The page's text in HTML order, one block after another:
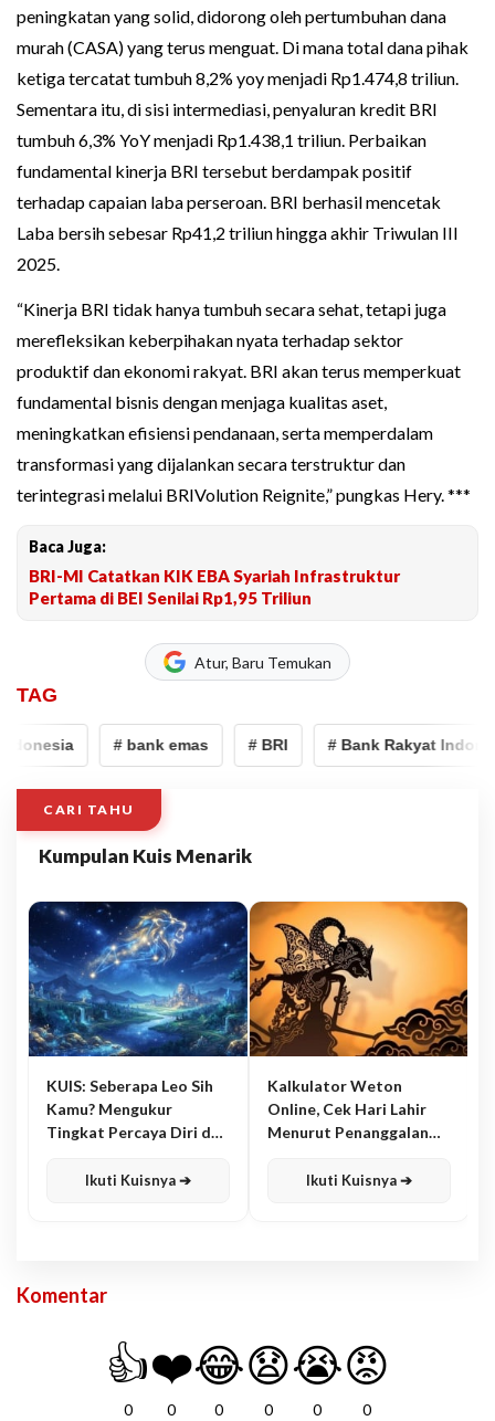
peningkatan yang solid, didorong oleh pertumbuhan dana
murah (CASA) yang terus menguat. Di mana total dana pihak
ketiga tercatat tumbuh 8,2% yoy menjadi Rp1.474,8 triliun.
Sementara itu, di sisi intermediasi, penyaluran kredit BRI
tumbuh 6,3% YoY menjadi Rp1.438,1 triliun. Perbaikan
fundamental kinerja BRI tersebut berdampak positif
terhadap capaian laba perseroan. BRI berhasil mencetak
Laba bersih sebesar Rp41,2 triliun hingga akhir Triwulan III
2025.
“Kinerja BRI tidak hanya tumbuh secara sehat, tetapi juga
merefleksikan keberpihakan nyata terhadap sektor
produktif dan ekonomi rakyat. BRI akan terus memperkuat
fundamental bisnis dengan menjaga kualitas aset,
meningkatkan efisiensi pendanaan, serta memperdalam
transformasi yang dijalankan secara terstruktur dan
terintegrasi melalui BRIVolution Reignite,” pungkas Hery. ***
Baca Juga:
BRI-MI Catatkan KIK EBA Syariah Infrastruktur
Pertama di BEI Senilai Rp1,95 Triliun
Atur, Baru Temukan
TAG
# bank emas # BRI # Bank Rakyat
CARI TAHU
Kumpulan Kuis Menarik
KUIS: Seberapa Leo Sih
Kamu? Mengukur
Tingkat Percaya Diri dan
Ikuti Kuisnya ➔
Kalkulator Weton
Online, Cek Hari Lahir
Menurut Penanggalan
Ikuti Kuisnya ➔
Komentar
👍
0
❤️
0
😂
0
😧
0
😭
0
😡
0